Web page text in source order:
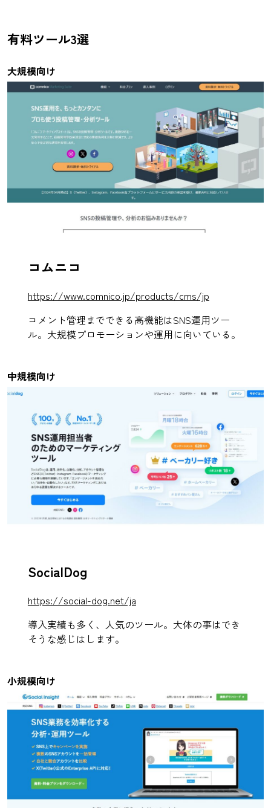
有料ツール3選
大規模向け
コムニコ
https://www.comnico.jp/products/cms/jp
コメント管理までできる高機能はSNS運用ツー
ル。大規模プロモーションや運用に向いている。
中規模向け
SocialDog
https://social-dog.net/ja
導入実績も多く、人気のツール。大体の事はでき
そうな感じはします。
小規模向け